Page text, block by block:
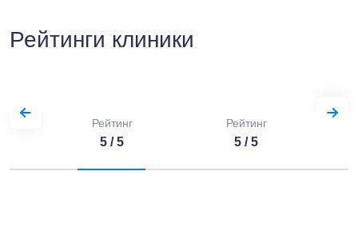
Рейтинги клиники
Рейтинг
5 / 5
Рейтинг
5 / 5